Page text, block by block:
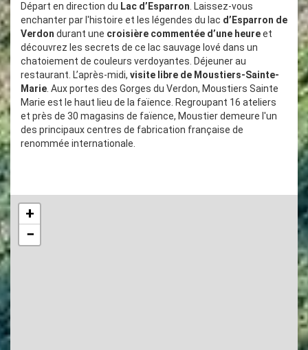
Départ en direction du Lac d’Esparron . Laissez-vous
enchanter par l'histoire et les légendes du lac d’Esparron de
Verdon durant une croisière commentée d’une heureet
découvrez les secrets de ce lac sauvage lové dans un
chatoiement de couleurs verdoyantes. Déjeuner au
restaurant. L’après-midi, visite libre de Moustiers-Sainte-
Marie . Aux portes des Gorges du Verdon, Moustiers Sainte
Marie est le haut lieu de la faïence. Regroupant 16 ateliers
et près de 30 magasins de faïence, Moustier demeure l'un
des principaux centres de fabrication française de
renommée internationale.
+
−